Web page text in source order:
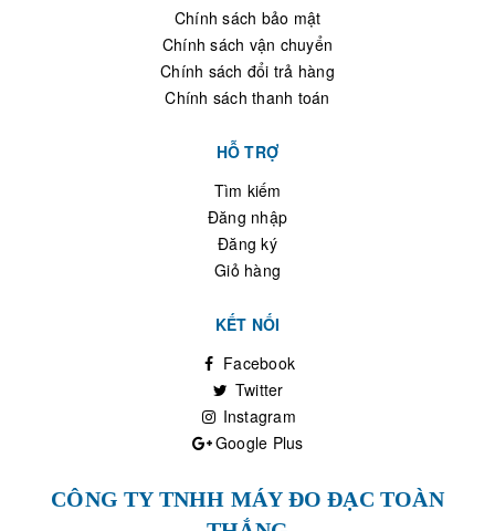
Chính sách bảo mật
Chính sách vận chuyển
Chính sách đổi trả hàng
Chính sách thanh toán
HỖ TRỢ
Tìm kiếm
Đăng nhập
Đăng ký
Giỏ hàng
KẾT NỐI
Facebook
Twitter
Instagram
Google Plus
CÔNG TY TNHH MÁY ĐO ĐẠC TOÀN